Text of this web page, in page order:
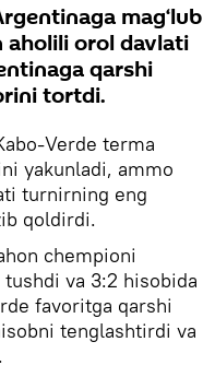
mag‘lub
aholili orol davlati
qarshi
tortdi.
Verde terma
yakunladi, ammo
turnirning eng
qoldirdi.
chempioni
va 3:2 hisobida
favoritga qarshi
tenglashtirdi va